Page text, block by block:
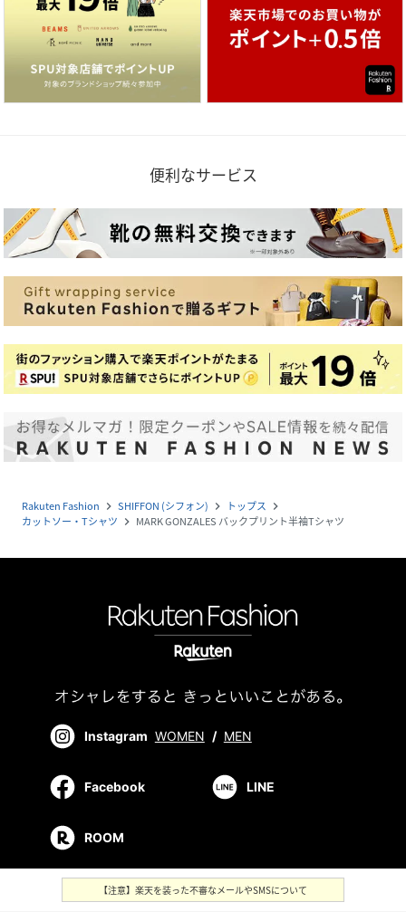
便利なサービス
Rakuten Fashion navigate_next SHIFFON (シフォン) navigate_next トップス navigate_next
カットソー・Tシャツ navigate_next MARK GONZALES バックプリント半袖Tシャツ
Instagram WOMEN / MEN
Facebook LINE
ROOM
【注意】楽天を装った不審なメールやSMSについて